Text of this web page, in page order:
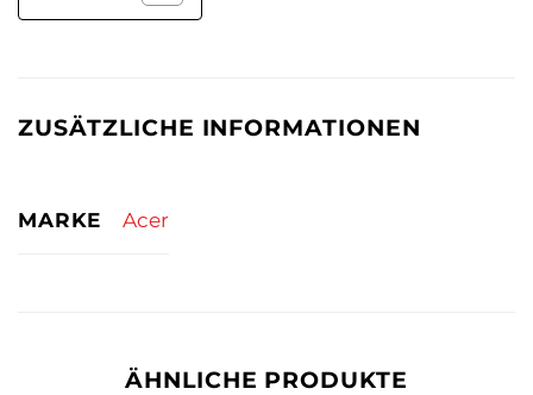
ZUSÄTZLICHE INFORMATIONEN
MARKE Acer
ÄHNLICHE PRODUKTE